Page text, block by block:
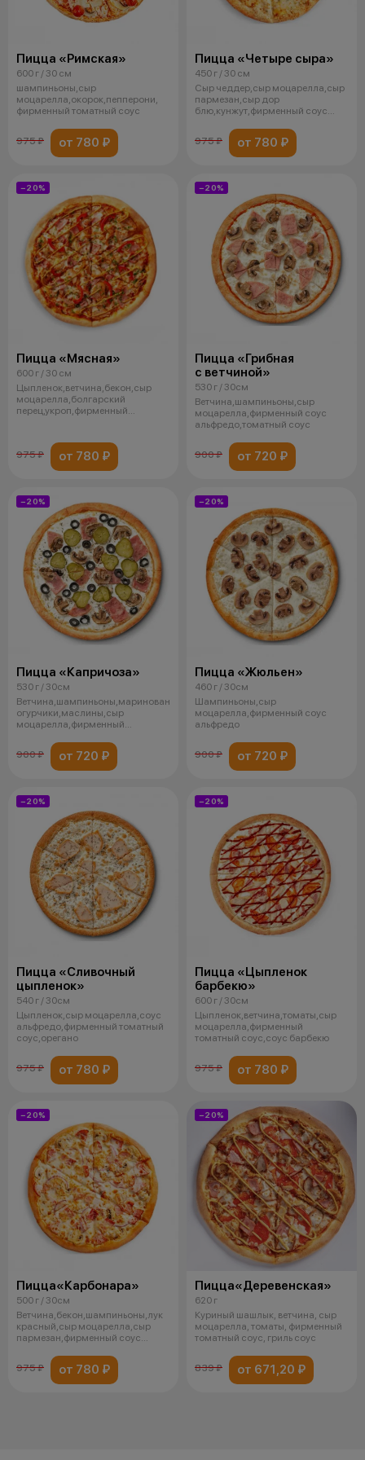
Пицца «Римская»
600 г / 30 см
шампиньоны,сыр
моцарелла,окорок,пепперони,
фирменный томатный соус
975 ₽ от 780 ₽
Пицца «Четыре сыра»
450 г / 30 см
Сыр чеддер,сыр моцарелла,сыр
пармезан,сыр дор
блю,кунжут,фирменный соус
975 ₽
от 780 ₽
−20%
Пицца «Мясная»
600 г / 30 см
Цыпленок,ветчина,бекон,сыр
моцарелла,болгарский
перец,укроп,фирменный
975 ₽ от 780 ₽
−20%
Пицца «Грибная
с ветчиной»
530 г / 30см
Ветчина,шампиньоны,сыр
моцарелла,фирменный соус
альфредо,томатный соус
900 ₽ от 720 ₽
−20%
Пицца «Капричоза»
530 г / 30см
Ветчина,шампиньоны,маринованные
огурчики,маслины,сыр
моцарелла,фирменный
900 ₽
от 720 ₽
−20%
Пицца «Жюльен»
460 г / 30см
Шампиньоны,сыр
моцарелла,фирменный соус
альфредо
900 ₽ от 720 ₽
−20%
Пицца «Сливочный
цыпленок»
540 г / 30см
Цыпленок,сыр моцарелла,соус
альфредо,фирменный томатный
соус,орегано
975 ₽ от 780 ₽
−20%
Пицца «Цыпленок
барбекю»
600 г / 30см
Цыпленок,ветчина,томаты,сыр
моцарелла,фирменный
томатный соус,соус барбекю
975 ₽ от 780 ₽
−20%
Пицца«Карбонара»
500 г / 30см
Ветчина,бекон,шампиньоны,лук
красный,сыр моцарелла,сыр
пармезан,фирменный соус
975 ₽
от 780 ₽
−20%
Пицца«Деревенская»
620 г
Куриный шашлык, ветчина, сыр
моцарелла, томаты, фирменный
томатный соус, гриль соус
839 ₽ от 671,20 ₽